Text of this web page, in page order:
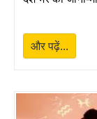
➔राम नवमी 2027
महावीर
और पढ़ें...